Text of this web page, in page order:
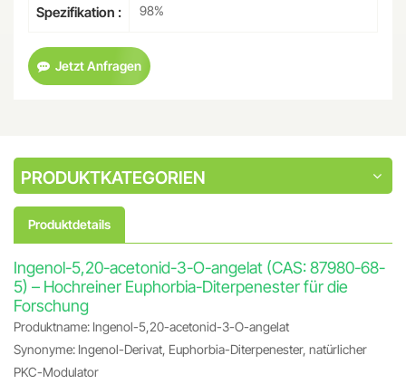
Spezifikation : 98%
Jetzt Anfragen
PRODUKTKATEGORIEN
Produktdetails
Ingenol-5,20-acetonid-3-O-angelat (CAS: 87980-68-
5) – Hochreiner Euphorbia-Diterpenester für die
Forschung
Produktname: Ingenol-5,20-acetonid-3-O-angelat
Synonyme: Ingenol-Derivat, Euphorbia-Diterpenester, natürlicher
PKC-Modulator